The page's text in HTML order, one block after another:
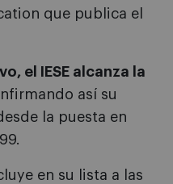
que publica el
el IESE alcanza la
así su
la puesta en
en su lista a las